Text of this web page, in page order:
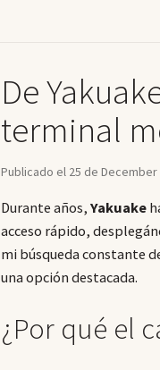
De
terminal
Publicado el 25 de December
Durante años, Yakuake
acceso rápido,
mi búsqueda constante
una opción destacada.
¿Por qué el